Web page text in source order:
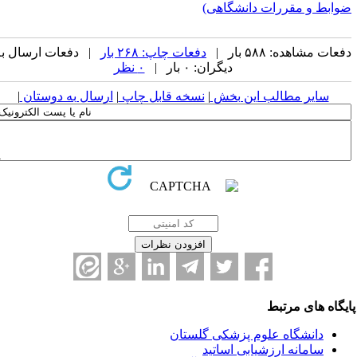
ضوابط و مقررات دانشگاهی)
دفعات مشاهده: ۵۸۸ بار | دفعات چاپ: ۲۶۸ بار
| دفعات ارسال
دیگران: ۰ بار |
۰ نظر
سایر مطالب این بخش | نسخه قابل چاپ | ارسال به دوستان
های مرتبط
دانشگاه علوم پزشکی گلستان
سامانه ارزشیابی اساتید